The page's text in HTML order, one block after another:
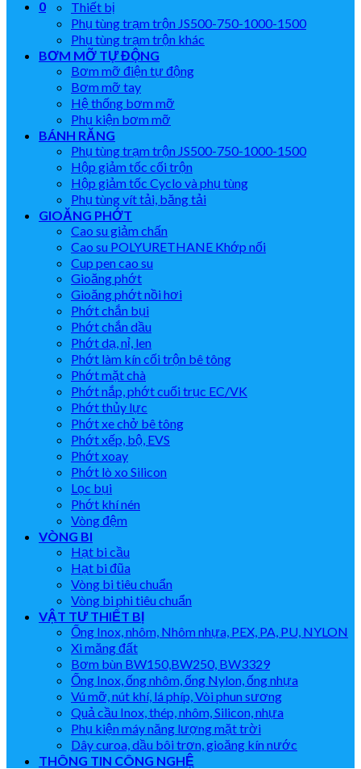
0
Thiết bị
Phụ tùng trạm trộn JS500-750-1000-1500
Phụ tùng trạm trộn khác
BƠM MỠ TỰ ĐỘNG
Bơm mỡ điện tự động
Bơm mỡ tay
Hệ thống bơm mỡ
Phụ kiện bơm mỡ
BÁNH RĂNG
Phụ tùng trạm trộn JS500-750-1000-1500
Hộp giảm tốc cối trộn
Hộp giảm tốc Cyclo và phụ tùng
Phụ tùng vít tải, băng tải
GIOĂNG PHỚT
Cao su giảm chấn
Cao su POLYURETHANE Khớp nối
Cup pen cao su
Gioăng phớt
Gioăng phớt nồi hơi
Phớt chắn bụi
Phớt chắn dầu
Phớt dạ, nỉ, len
Phớt làm kín cối trộn bê tông
Phớt mặt chà
Phớt nắp, phớt cuối trục EC/VK
Phớt thủy lực
Phớt xe chở bê tông
Phớt xếp, bộ, EVS
Phớt xoay
Phớt lò xo Silicon
Lọc bụi
Phớt khí nén
Vòng đệm
VÒNG BI
Hạt bi cầu
Hạt bi đũa
Vòng bi tiêu chuẩn
Vòng bi phi tiêu chuẩn
VẬT TƯ THIẾT BỊ
Ống Inox, nhôm, Nhôm nhựa, PEX, PA, PU, NYLON
Xi măng đất
Bơm bùn BW150,BW250, BW3329
Ống Inox, ống nhôm, ống Nylon, ống nhựa
Vú mỡ, nút khí, lá phíp, Vòi phun sương
Quả cầu Inox, thép, nhôm, Silicon, nhựa
Phụ kiện máy năng lượng mặt trời
Dây curoa, dầu bôi trơn, gioăng kín nước
THÔNG TIN CÔNG NGHỆ